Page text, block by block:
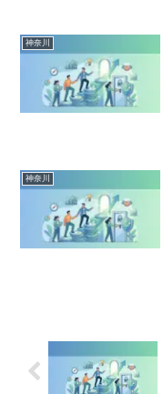
神奈川
神奈川